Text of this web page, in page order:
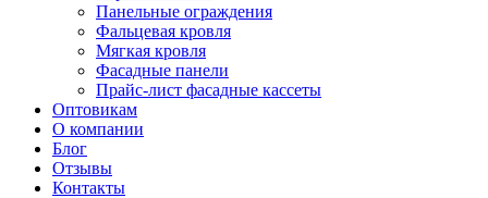
Панельные ограждения
Фальцевая кровля
Мягкая кровля
Фасадные панели
Прайс-лист фасадные кассеты
Оптовикам
О компании
Блог
Отзывы
Контакты